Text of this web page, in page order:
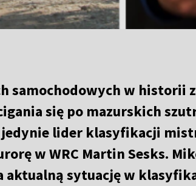
samochodowych w historii
się po mazurskich
jedynie lider klasyfikacji
w WRC Martin Sesks.
aktualną sytuację w